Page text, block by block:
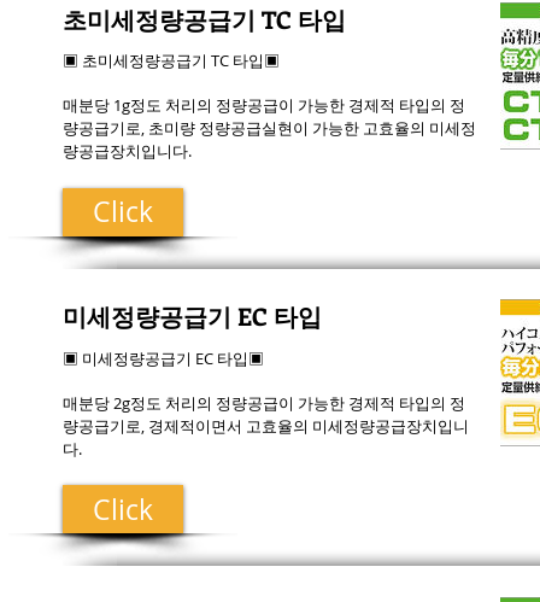
초미세정량공급기 TC 타입
▣ 초미세정량공급기 TC 타입▣
매분당 1g정도 처리의 정량공급이 가능한 경제적 타입의 정
량공급기로, 초미량 정량공급실현이 가능한 고효율의 미세정
량공급장치입니다.
Click
미세정량공급기 EC 타입
▣ 미세정량공급기 EC 타입▣
매분당 2g정도 처리의 정량공급이 가능한 경제적 타입의 정
량공급기로, 경제적이면서 고효율의 미세정량공급장치입니
다.
Click